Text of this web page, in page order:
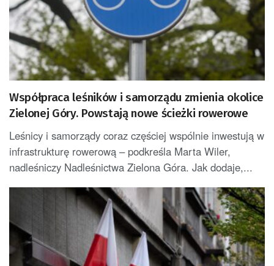
Współpraca leśników i samorządu zmienia okolice
Zielonej Góry. Powstają nowe ścieżki rowerowe
Leśnicy i samorządy coraz częściej wspólnie inwestują w
infrastrukturę rowerową – podkreśla Marta Wiler,
nadleśniczy Nadleśnictwa Zielona Góra. Jak dodaje,...